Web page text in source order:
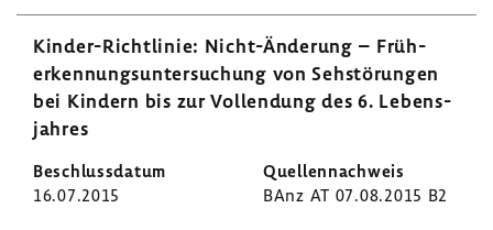
Kinder-​Richtlinie: Nicht-​Änderung – Früh­
erken­nungs­un­ter­su­chung von Sehstö­rungen
bei Kindern bis zur Voll­endung des 6. Lebens­
jahres
16.07.2015 BAnz AT 07.08.2015 B2